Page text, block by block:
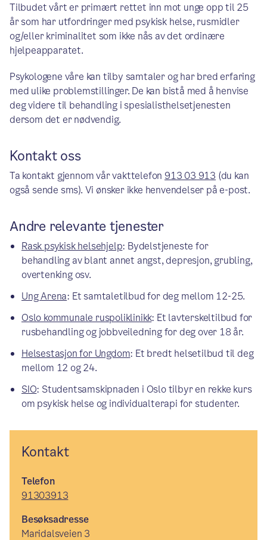
Tilbudet vårt er primært rettet inn mot unge opp til 25
år som har utfordringer med psykisk helse, rusmidler
og/eller kriminalitet som ikke nås av det ordinære
hjelpeapparatet.
Psykologene våre kan tilby samtaler og har bred erfaring
med ulike problemstillinger. De kan bistå med å henvise
deg videre til behandling i spesialisthelsetjenesten
dersom det er nødvendig.
Kontakt oss
Ta kontakt gjennom vår vakttelefon 913 03 913 (du kan
også sende sms). Vi ønsker ikke henvendelser på e-post.
Andre relevante tjenester
Rask psykisk helsehjelp: Bydelstjeneste for
behandling av blant annet angst, depresjon, grubling,
overtenking osv.
Ung Arena: Et samtaletilbud for deg mellom 12-25.
Oslo kommunale ruspoliklinikk: Et lavterskeltilbud for
rusbehandling og jobbveiledning for deg over 18 år.
Helsestasjon for Ungdom: Et bredt helsetilbud til deg
mellom 12 og 24.
SIO: Studentsamskipnaden i Oslo tilbyr en rekke kurs
om psykisk helse og individualterapi for studenter.
Kontakt
Telefon
91303913
Besøksadresse
Maridalsveien 3